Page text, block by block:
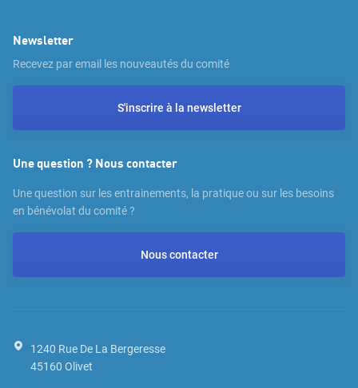
Newsletter
Recevez par email les nouveautés du comité
S'inscrire à la newsletter
Une question ? Nous contacter
Une question sur les entrainements, la pratique ou sur les besoins
en bénévolat du comité ?
Nous contacter
1240 Rue De La Bergeresse
45160 Olivet